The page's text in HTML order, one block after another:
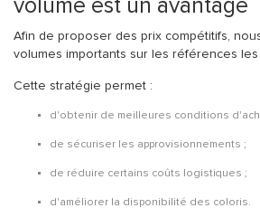
volume est un avantage
Afin de proposer des prix compétitifs,
volumes importants sur les références
Cette stratégie permet :
d'obtenir de meilleures conditions
de sécuriser les approvisionnements ;
de réduire certains coûts logistiques ;
d'améliorer la disponibilité des coloris.